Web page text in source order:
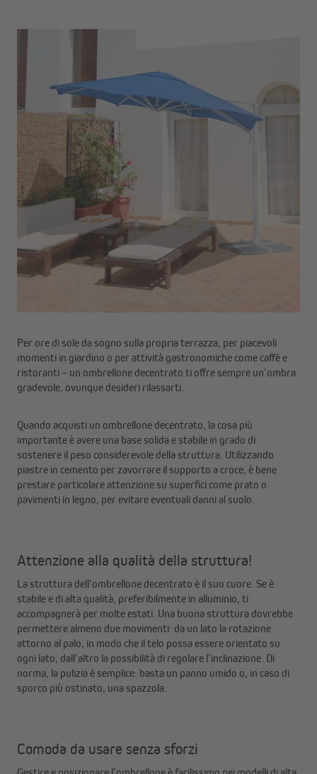
Per ore di sole da sogno sulla propria terrazza, per piacevoli
momenti in giardino o per attività gastronomiche come caffè e
ristoranti – un ombrellone decentrato ti offre sempre un’ombra
gradevole, ovunque desideri rilassarti.
Quando acquisti un ombrellone decentrato, la cosa più
importante è avere una base solida e stabile in grado di
sostenere il peso considerevole della struttura. Utilizzando
piastre in cemento per zavorrare il supporto a croce, è bene
prestare particolare attenzione su superfici come prato o
pavimenti in legno, per evitare eventuali danni al suolo.
Attenzione alla qualità della struttura!
La struttura dell’ombrellone decentrato è il suo cuore. Se è
stabile e di alta qualità, preferibilmente in alluminio, ti
accompagnerà per molte estati. Una buona struttura dovrebbe
permettere almeno due movimenti: da un lato la rotazione
attorno al palo, in modo che il telo possa essere orientato su
ogni lato, dall’altro la possibilità di regolare l’inclinazione. Di
norma, la pulizia è semplice: basta un panno umido o, in caso di
sporco più ostinato, una spazzola.
Comoda da usare senza sforzi